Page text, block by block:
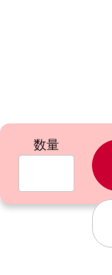
数量